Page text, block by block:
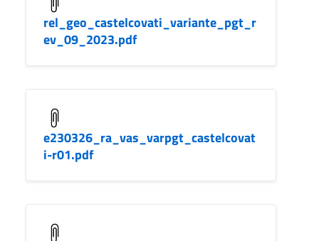
rel_geo_castelcovati_variante_pgt_r
ev_09_2023.pdf
e230326_ra_vas_varpgt_castelcovat
i-r01.pdf